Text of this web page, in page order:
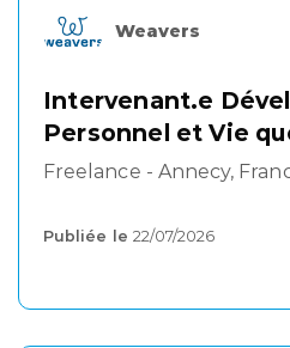
Weavers
Intervenant.e
Personnel et Vie
Freelance - Annecy,
Publiée le 22/07/2026